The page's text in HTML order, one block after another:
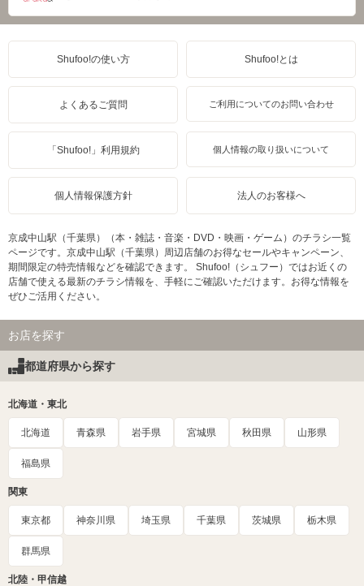
Shufoo!の使い方 Shufoo!とは
よくあるご質問 ご利用についてのお問い合わせ
「Shufoo!」利用規約 個人情報の取り扱いについて
個人情報保護方針 法人のお客様へ
京成中山駅（千葉県）（本・雑誌・音楽・DVD・映画・ゲーム）のチラシ一覧
ページです。京成中山駅（千葉県）周辺店舗のお得なセールやキャンペーン、
期間限定の特売情報などを確認できます。 Shufoo!（シュフー）ではお近くの
店舗で使える最新のチラシ情報を、手軽にご確認いただけます。お得な情報を
ぜひご活用ください。
お店を探す
都道府県から探す
北海道・東北
北海道 青森県 岩手県 宮城県 秋田県 山形県
福島県
関東
東京都 神奈川県 埼玉県 千葉県 茨城県 栃木県
群馬県
北陸・甲信越